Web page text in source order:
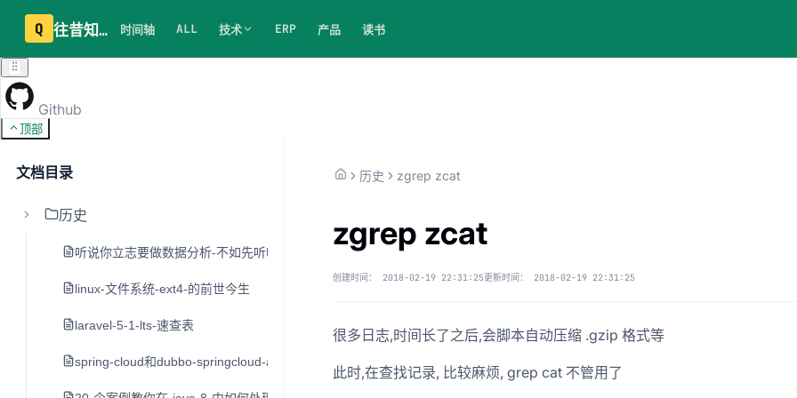
Q 往昔知识库 时间轴 ALL 技术 ERP 产品 读书
Github
顶部
文档目录
历史
听说你立志要做数据分析-不如先听听老司机的建议
linux-文件系统-ext4-的前世今生
laravel-5-1-lts-速查表
spring-cloud和dubbo-springcloud-alibaba
历史 zgrep zcat
zgrep zcat
创建时间： 2018-02-19 22:31:25更新时间： 2018-02-19 22:31:25
很多日志,时间长了之后,会脚本自动压缩 .gzip 格式等
此时,在查找记录, 比较麻烦, grep cat 不管用了